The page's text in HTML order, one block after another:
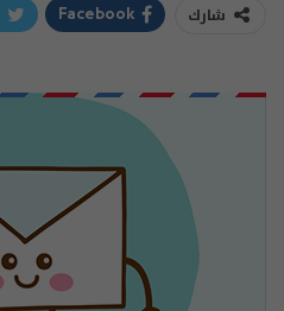
شارك Facebook